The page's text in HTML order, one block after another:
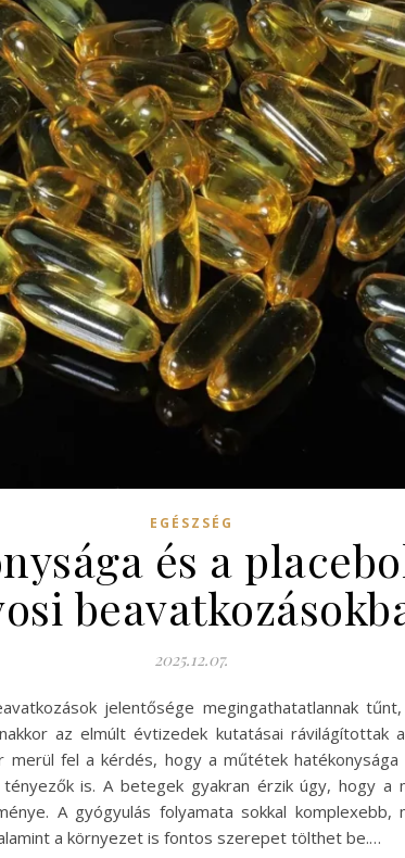
EGÉSZSÉG
és a
2025.12.07.
jelentősége megingathatatlannak
az elmúlt évtizedek kutatásai
fel a kérdés, hogy a műtétek
is. A betegek gyakran érzik úgy, hogy
A gyógyulás folyamata sokkal
a környezet is fontos szerepet tölthet be.…